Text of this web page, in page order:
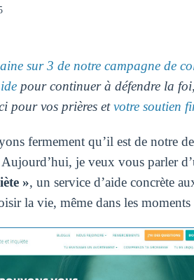
sur 3 de notre campagne de
pour continuer à défendre la
pour vos prières etvotre soutien
fermement qu’il est de notre
je veux vous parler
», un service d’aide concrète
la vie, même dans les